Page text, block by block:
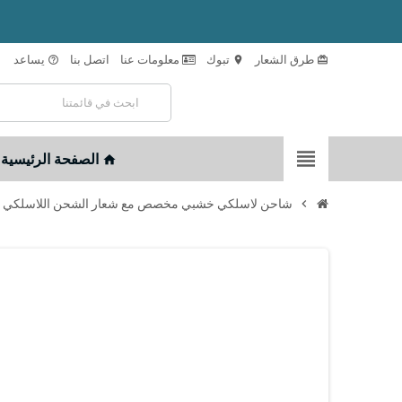
card_giftcard طرق الشعار location_on تبوك معلومات عنا اتصل بنا help_outline يساعد
view_headline
home الصفحة الرئيسية
chevron_right شاحن لاسلكي خشبي مخصص مع شعار الشحن اللاسلكي